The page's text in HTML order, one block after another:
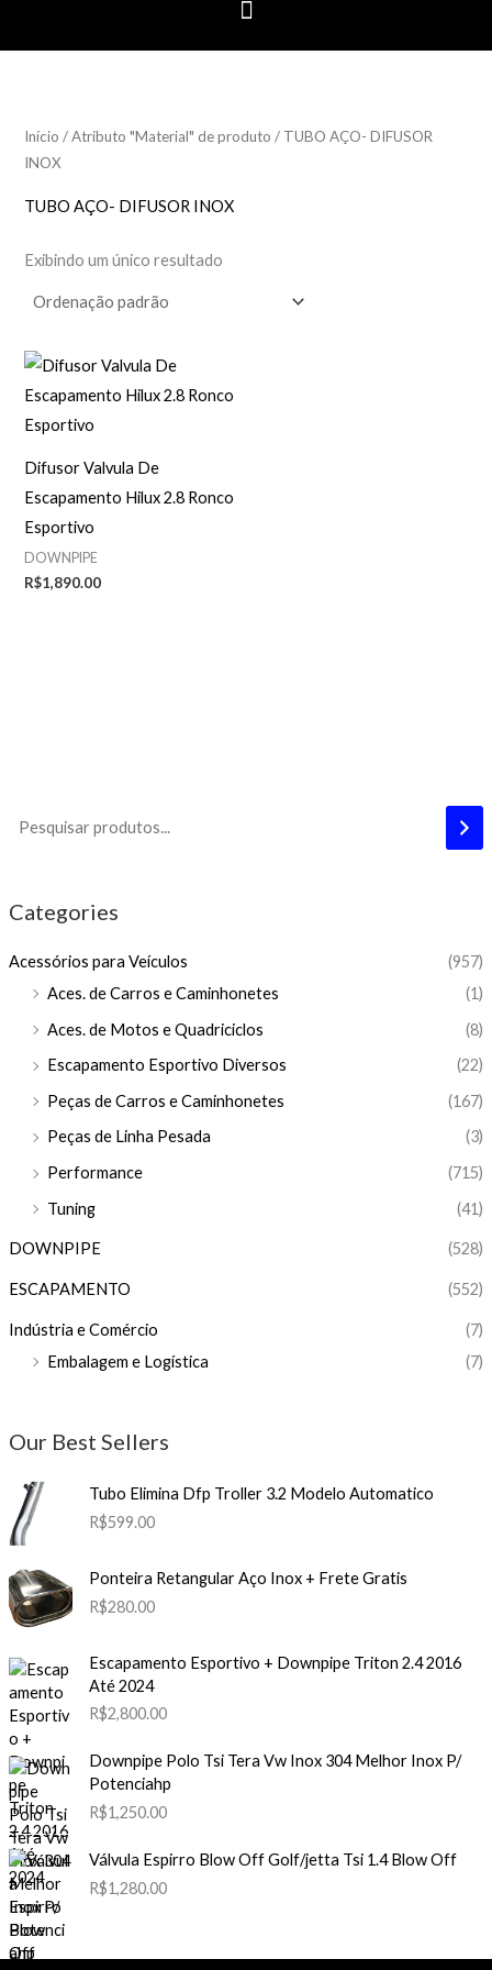
Categories
Acessórios para Veículos
(957)
Aces. de Carros e Caminhonetes
(1)
Aces. de Motos e Quadriciclos
(8)
Escapamento Esportivo Diversos
(22)
Peças de Carros e Caminhonetes
(167)
Peças de Linha Pesada
(3)
Performance
(715)
Tuning
(41)
DOWNPIPE (528)
ESCAPAMENTO (552)
Indústria e Comércio
(7)
Embalagem e Logística
(7)
Our Best Sellers
Tubo Elimina Dfp Troller 3.2 Modelo Automatico
R$599.00
Ponteira Retangular Aço Inox + Frete Gratis
R$280.00
Escapamento Esportivo + Downpipe Triton 2.4 2016
Até 2024
R$2,800.00
Downpipe Polo Tsi Tera Vw Inox 304 Melhor Inox P/
Potenciahp
R$1,250.00
Válvula Espirro Blow Off Golf/jetta Tsi 1.4 Blow Off
R$1,280.00
Início / Atributo "Material" de produto / TUBO AÇO- DIFUSOR
INOX
TUBO AÇO- DIFUSOR INOX
Exibindo um único resultado
Difusor Valvula De
Escapamento Hilux 2.8 Ronco
Esportivo
DOWNPIPE
R$1,890.00